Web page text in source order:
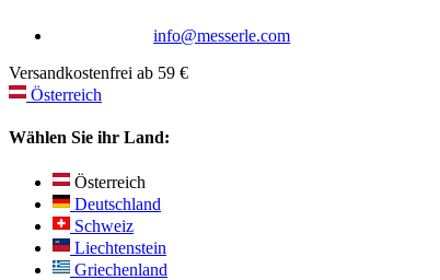
info@messerle.com
Versandkostenfrei ab 59 €
Österreich
Wählen Sie ihr Land:
Österreich
Deutschland
Schweiz
Liechtenstein
Griechenland